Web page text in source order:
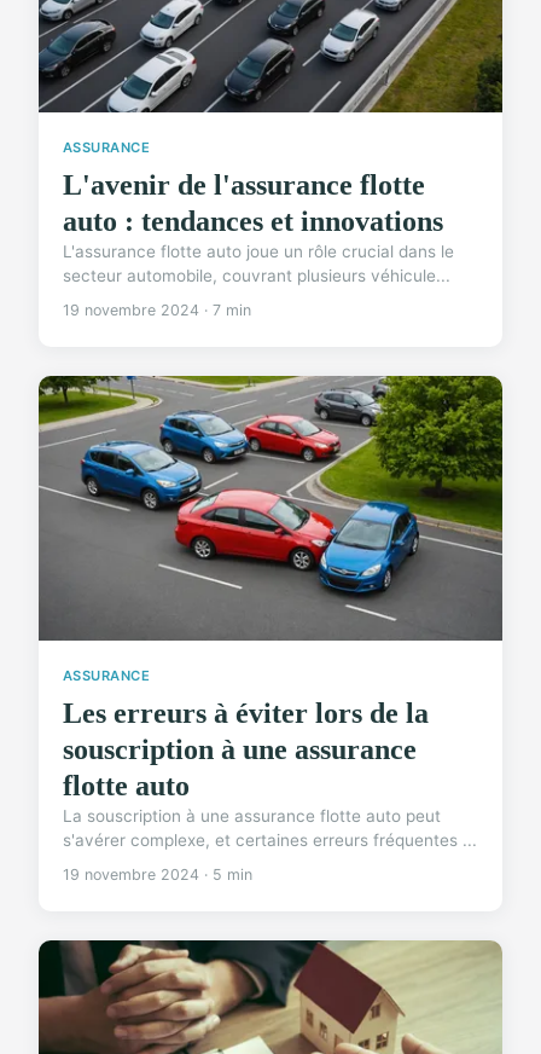
ASSURANCE
L'avenir de l'assurance flotte
auto : tendances et innovations
L'assurance flotte auto joue un rôle crucial dans le
secteur automobile, couvrant plusieurs véhicule...
19 novembre 2024 · 7 min
ASSURANCE
Les erreurs à éviter lors de la
souscription à une assurance
flotte auto
La souscription à une assurance flotte auto peut
s'avérer complexe, et certaines erreurs fréquentes ...
19 novembre 2024 · 5 min